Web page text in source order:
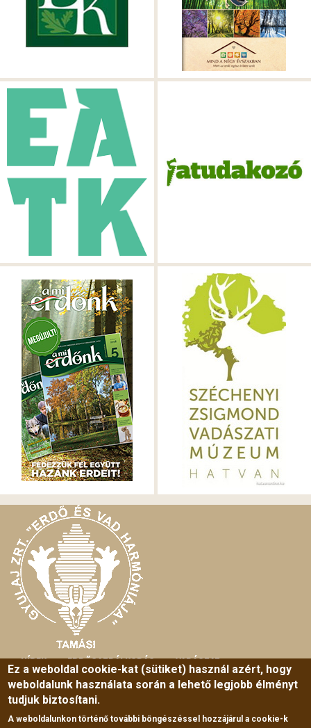
MAIN
MENU
HÍREK ERDŐGAZDÁLKODÁS
VADÁSZAT
HORGÁSZAT
TURIZMUS
SZABADIDŐ
ERDEI ISKOLA
RÓLUNK KÖZÉRDEKŰ ADATOK
Ez a weboldal cookie-kat (sütiket) használ azért, hogy
weboldalunk használata során a lehető legjobb élményt
tudjuk biztosítani.
A weboldalunkon történő további böngészéssel hozzájárul a cookie-k